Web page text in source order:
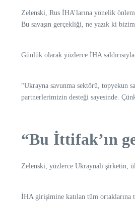
Zelenski, Rus İHA’larına yönelik
Bu savaşın gerçekliği, ne yazık ki
Günlük olarak yüzlerce İHA
“Ukrayna savunma sektörü, topyekun
partnerlerimizin desteği sayesinde.
“Bu İttifak’ın
Zelenski, yüzlerce Ukraynalı şirketin,
İHA girişimine katılan tüm ortaklarına